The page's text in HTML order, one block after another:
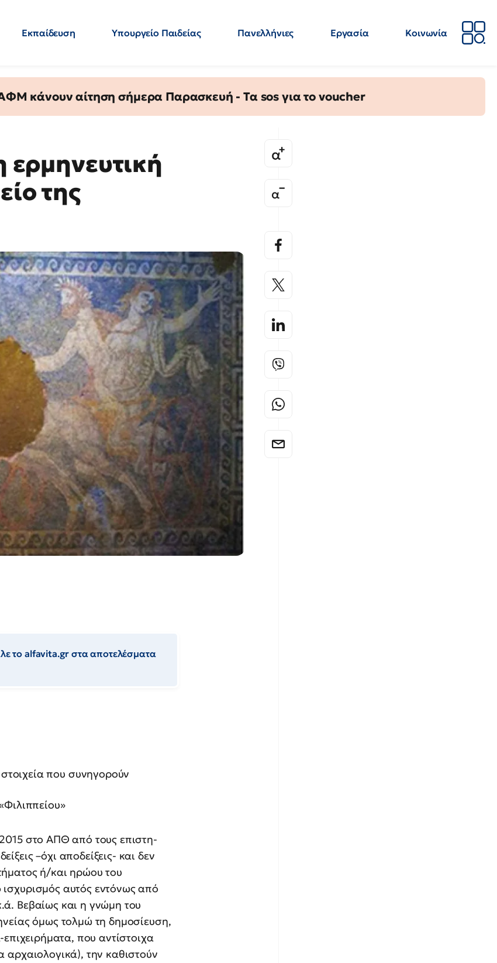
Εκπαίδευση Υπουργείο Παιδείας Πανελλήνιες Εργασία
Κοινωνία
κάνουν αίτηση σήμερα Παρασκευή - Τα sos για το voucher
ερμηνευτική
της
το alfavita.gr στα αποτελέσματα
που συνηγορούν
στο ΑΠΘ από τους επιστη-
–όχι αποδείξεις- και δεν
ή/και ηρώου του
αυτός εντόνως από
Βεβαίως και η γνώμη του
όμως τολμώ τη δημοσίευση,
που αντίστοιχα
την καθιστούν